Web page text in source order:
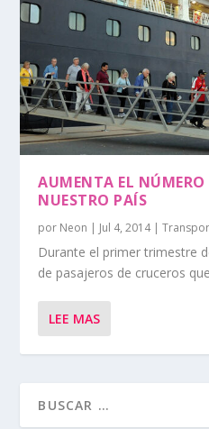
AUMENTA EL NÚMERO
NUESTRO PAÍS
por Neon Jul 4, 2014|
Durante el primer trimestre
de pasajeros de cruceros
LEE MAS